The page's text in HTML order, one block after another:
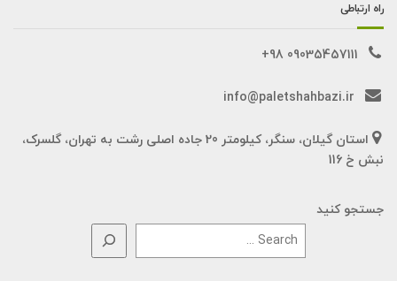
راه ارتباطی
09035457111 98+
info@paletshahbazi.ir
استان گیلان، سنگر، کیلومتر 20 جاده اصلی رشت به تهران، گلسرک،
نبش خ 116
جستجو کنید